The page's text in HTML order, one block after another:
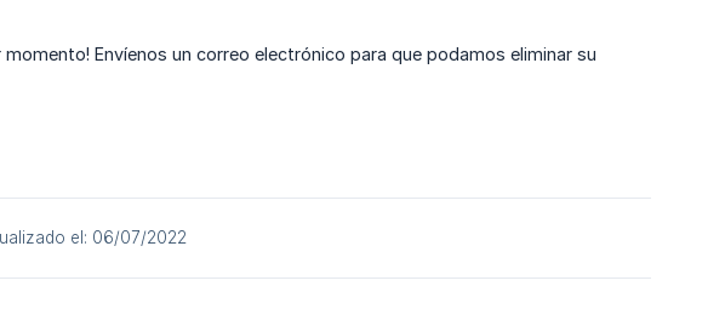
Envíenos un correo electrónico para que podamos eliminar su
el: 06/07/2022